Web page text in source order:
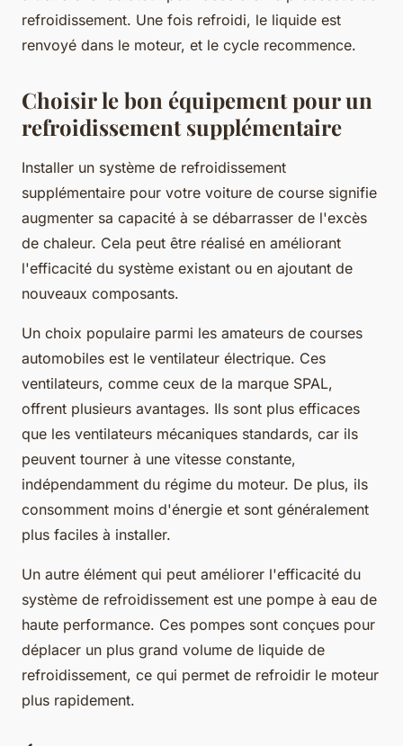
refroidissement. Une fois refroidi, le liquide est
renvoyé dans le moteur, et le cycle recommence.
Choisir le bon équipement pour un
refroidissement supplémentaire
Installer un système de refroidissement
supplémentaire pour votre voiture de course signifie
augmenter sa capacité à se débarrasser de l'excès
de chaleur. Cela peut être réalisé en améliorant
l'efficacité du système existant ou en ajoutant de
nouveaux composants.
Un choix populaire parmi les amateurs de courses
automobiles est le ventilateur électrique. Ces
ventilateurs, comme ceux de la marque SPAL,
offrent plusieurs avantages. Ils sont plus efficaces
que les ventilateurs mécaniques standards, car ils
peuvent tourner à une vitesse constante,
indépendamment du régime du moteur. De plus, ils
consomment moins d'énergie et sont généralement
plus faciles à installer.
Un autre élément qui peut améliorer l'efficacité du
système de refroidissement est une pompe à eau de
haute performance. Ces pompes sont conçues pour
déplacer un plus grand volume de liquide de
refroidissement, ce qui permet de refroidir le moteur
plus rapidement.